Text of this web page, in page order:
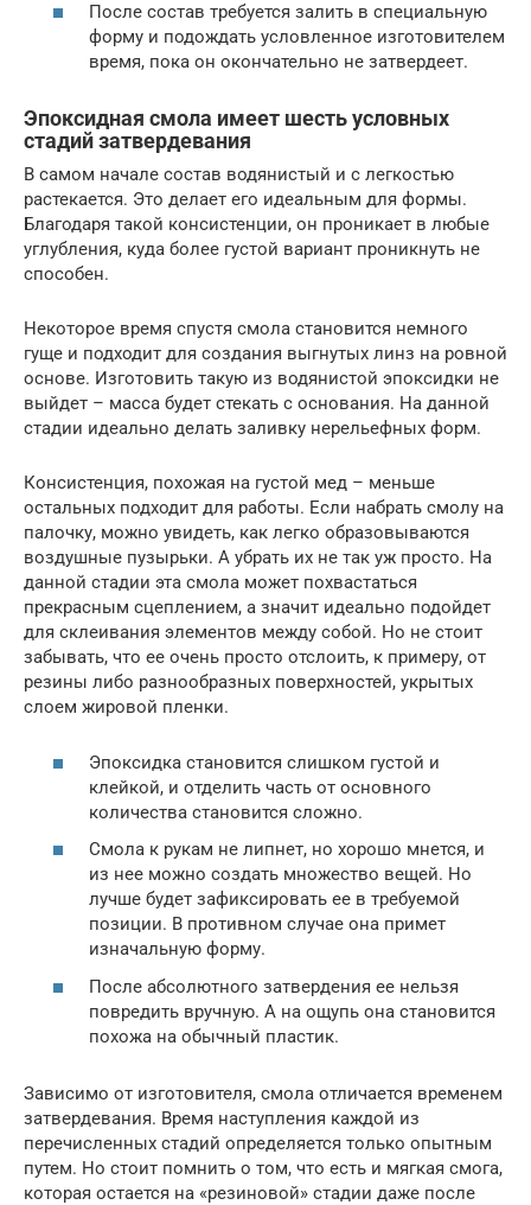
После состав требуется залить в специальную
форму и подождать условленное изготовителем
время, пока он окончательно не затвердеет.
Эпоксидная смола имеет шесть условных
стадий затвердевания
В самом начале состав водянистый и с легкостью
растекается. Это делает его идеальным для формы.
Благодаря такой консистенции, он проникает в любые
углубления, куда более густой вариант проникнуть не
способен.
Некоторое время спустя смола становится немного
гуще и подходит для создания выгнутых линз на ровной
основе. Изготовить такую из водянистой эпоксидки не
выйдет – масса будет стекать с основания. На данной
стадии идеально делать заливку нерельефных форм.
Консистенция, похожая на густой мед – меньше
остальных подходит для работы. Если набрать смолу на
палочку, можно увидеть, как легко образовываются
воздушные пузырьки. А убрать их не так уж просто. На
данной стадии эта смола может похвастаться
прекрасным сцеплением, а значит идеально подойдет
для склеивания элементов между собой. Но не стоит
забывать, что ее очень просто отслоить, к примеру, от
резины либо разнообразных поверхностей, укрытых
слоем жировой пленки.
Эпоксидка становится слишком густой и
клейкой, и отделить часть от основного
количества становится сложно.
Смола к рукам не липнет, но хорошо мнется, и
из нее можно создать множество вещей. Но
лучше будет зафиксировать ее в требуемой
позиции. В противном случае она примет
изначальную форму.
После абсолютного затвердения ее нельзя
повредить вручную. А на ощупь она становится
похожа на обычный пластик.
Зависимо от изготовителя, смола отличается временем
затвердевания. Время наступления каждой из
перечисленных стадий определяется только опытным
путем. Но стоит помнить о том, что есть и мягкая смога,
которая остается на «резиновой» стадии даже после